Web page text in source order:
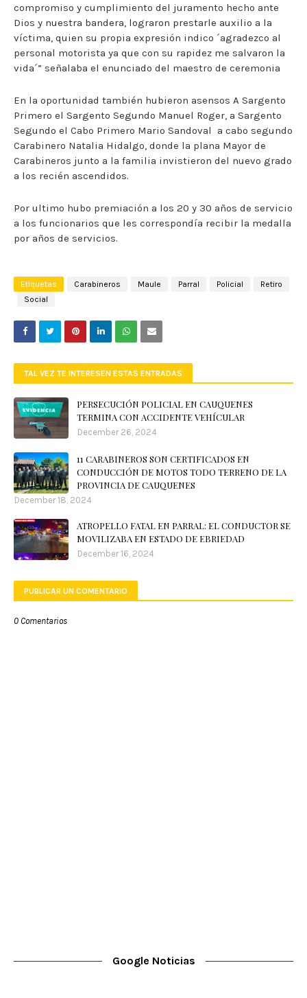
compromiso y cumplimiento del juramento hecho ante
Dios y nuestra bandera, lograron prestarle auxilio a la
víctima, quien su propia expresión indico ´agradezco al
personal motorista ya que con su rapidez me salvaron la
vida´” señalaba el enunciado del maestro de ceremonia
En la oportunidad también hubieron asensos A Sargento
Primero el Sargento Segundo Manuel Roger, a Sargento
Segundo el Cabo Primero Mario Sandoval a cabo segundo
Carabinero Natalia Hidalgo, donde la plana Mayor de
Carabineros junto a la familia invistieron del nuevo grado
a los recién ascendidos.
Por ultimo hubo premiación a los 20 y 30 años de servicio
a los funcionarios que les correspondía recibir la medalla
por años de servicios.
Etiquetas Carabineros Maule Parral Policial
Retiro
Social
TAL VEZ TE INTERESEN ESTAS ENTRADAS
PERSECUCIÓN POLICIAL EN CAUQUENES
TERMINA CON ACCIDENTE VEHÍCULAR
December 26, 2024
11 CARABINEROS SON CERTIFICADOS EN
CONDUCCIÓN DE MOTOS TODO TERRENO DE LA
PROVINCIA DE CAUQUENES
December 18, 2024
ATROPELLO FATAL EN PARRAL: EL CONDUCTOR SE
MOVILIZABA EN ESTADO DE EBRIEDAD
December 16, 2024
PUBLICAR UN COMENTARIO
0 Comentarios
Google Noticias